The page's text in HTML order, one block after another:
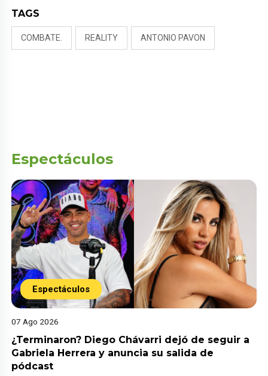
TAGS
COMBATE. REALITY ANTONIO PAVON
Espectáculos
Espectáculos
07 Ago 2026
¿Terminaron? Diego Chávarri dejó de seguir a
Gabriela Herrera y anuncia su salida de
pódcast